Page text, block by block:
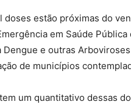
doses estão próximas do
em Saúde
Dengue e outras
de municípios
um quantitativo dessas